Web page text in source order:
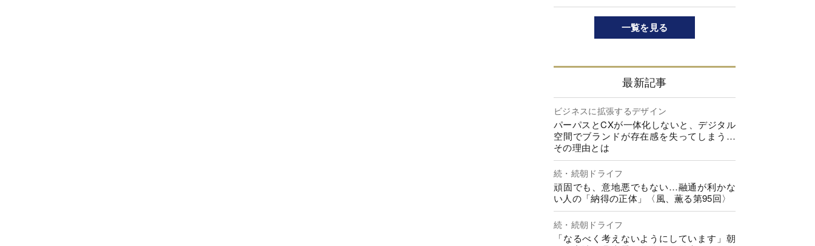
一覧を見る
最新記事
ビジネスに拡張するデザイン
パーパスとCXが一体化しないと、デジタル
空間でブランドが存在感を失ってしまう…
その理由とは
続・続朝ドライフ
頑固でも、意地悪でもない…融通が利かな
い人の「納得の正体」〈風、薫る第95回〉
続・続朝ドライフ
「なるべく考えないようにしています」朝